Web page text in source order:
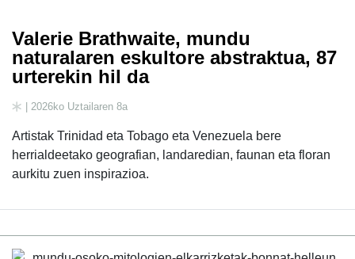
Valerie Brathwaite, mundu
naturalaren eskultore abstraktua, 87
urterekin hil da
| 2026ko Uztailaren 8a
Artistak Trinidad eta Tobago eta Venezuela bere
herrialdeetako geografian, landaredian, faunan eta floran
aurkitu zuen inspirazioa.